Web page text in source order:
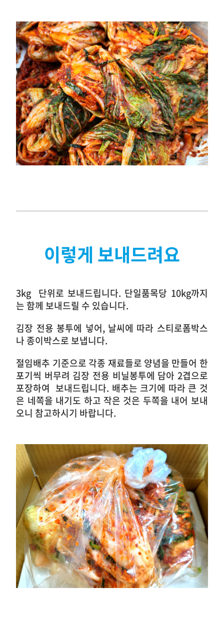
이렇게 보내드려요
3kg 단위로 보내드립니다. 단일품목당 10kg까지
는 함께 보내드릴 수 있습니다.
김장 전용 봉투에 넣어, 날씨에 따라 스티로폼박스
나 종이박스로 보냅니다.
절임배추 기준으로 각종 재료들로 양념을 만들어 한
포기씩 버무려 김장 전용 비닐봉투에 담아 2겹으로
포장하여 보내드립니다. 배추는 크기에 따라 큰 것
은 네쪽을 내기도 하고 작은 것은 두쪽을 내어 보내
오니 참고하시기 바랍니다.